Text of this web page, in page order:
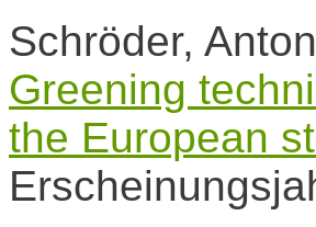
Schröder,
Greening
the European